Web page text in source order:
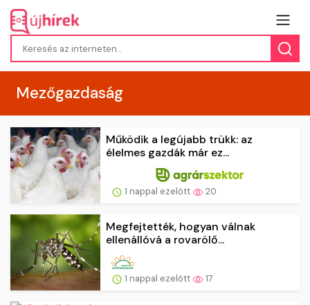
Mezőgazdaság
Működik a legújabb trükk: az
élelmes gazdák már ez...
1 nappal ezelőtt 20
Megfejtették, hogyan válnak
ellenállóvá a rovarölő...
1 nappal ezelőtt 17